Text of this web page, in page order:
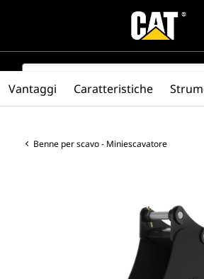
SEARCH
Prodotti
Settori
Servizi E Assistenza
Benne per scavo - Miniescavatore
Vantaggi Caratteristiche